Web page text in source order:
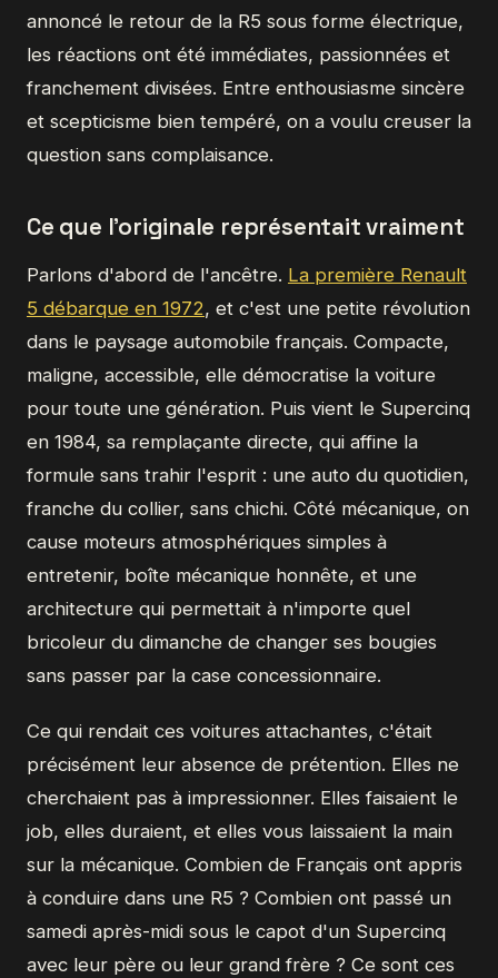
annoncé le retour de la R5 sous forme électrique,
les réactions ont été immédiates, passionnées et
franchement divisées. Entre enthousiasme sincère
et scepticisme bien tempéré, on a voulu creuser la
question sans complaisance.
Ce que l'originale représentait vraiment
Parlons d'abord de l'ancêtre. La première Renault
5 débarque en 1972, et c'est une petite révolution
dans le paysage automobile français. Compacte,
maligne, accessible, elle démocratise la voiture
pour toute une génération. Puis vient le Supercinq
en 1984, sa remplaçante directe, qui affine la
formule sans trahir l'esprit : une auto du quotidien,
franche du collier, sans chichi. Côté mécanique, on
cause moteurs atmosphériques simples à
entretenir, boîte mécanique honnête, et une
architecture qui permettait à n'importe quel
bricoleur du dimanche de changer ses bougies
sans passer par la case concessionnaire.
Ce qui rendait ces voitures attachantes, c'était
précisément leur absence de prétention. Elles ne
cherchaient pas à impressionner. Elles faisaient le
job, elles duraient, et elles vous laissaient la main
sur la mécanique. Combien de Français ont appris
à conduire dans une R5 ? Combien ont passé un
samedi après-midi sous le capot d'un Supercinq
avec leur père ou leur grand frère ? Ce sont ces